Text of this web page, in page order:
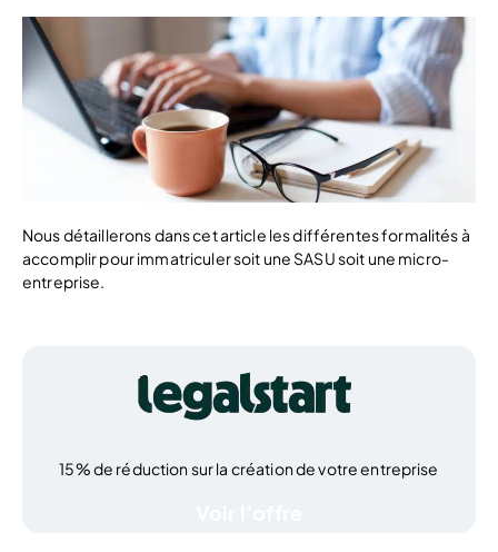
Nous détaillerons dans cet article les différentes formalités à
accomplir pour immatriculer soit une SASU soit une micro-
entreprise.
15% de réduction sur la création de votre entreprise